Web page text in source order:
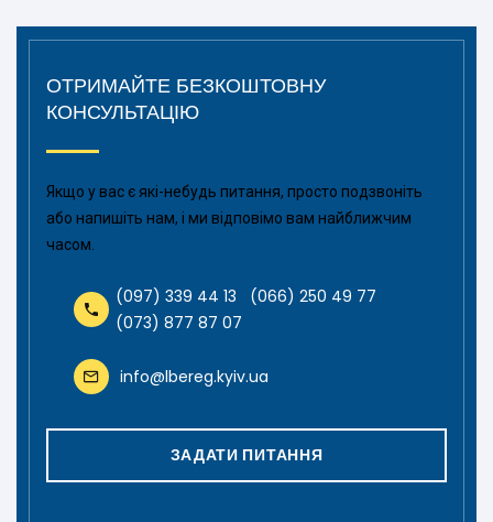
ОТРИМАЙТЕ БЕЗКОШТОВНУ
КОНСУЛЬТАЦІЮ
Якщо у вас є які-небудь питання, просто подзвоніть
або напишіть нам, і ми відповімо вам найближчим
часом.
(097) 339 44 13
(066) 250 49 77
(073) 877 87 07
info@lbereg.kyiv.ua
ЗАДАТИ ПИТАННЯ